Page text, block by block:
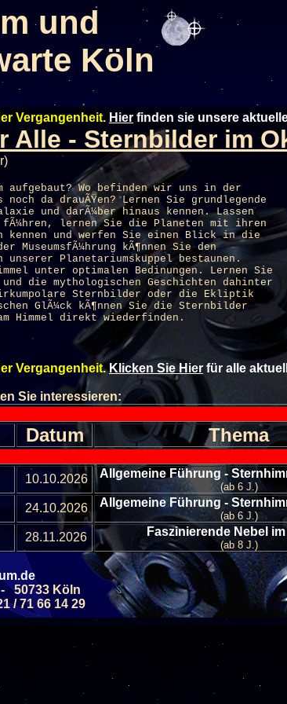
und
Köln
Vergangenheit. Hier finden sie unsere
Alle - Sternbilder im
aufgebaut? Wo befinden wir uns in der
da drauÃŸen? Lernen Sie grundlegende
und darÃ¼ber hinaus kennen. Lassen
fÃ¼hren, lernen Sie die Planeten mit ihren
kennen und werfen Sie einen Blick in die
MuseumsfÃ¼hrung kÃ¶nnen Sie den
unserer Planetariumskuppel bestaunen.
unter optimalen Bedinungen. Lernen Sie
die mythologischen Geschichten dahinter
Sternbilder oder die Ekliptik
GlÃ¼ck kÃ¶nnen Sie die Sternbilder
Himmel direkt wiederfinden.
Vergangenheit. Klicken Sie Hier für alle
Sie interessieren:
Datum Thema
10.10.2026 Allgemeine Führung -
(ab 6 J.)
24.10.2026 Allgemeine Führung -
(ab 6 J.)
28.11.2026 Faszinierende Nebel im
(ab 8 J.)
05.09.2026
Allgemeine Führung -
September
(ab 6 J.)
12.09.2026 Galaxien -
(ab 8 J.)
Alle Veranstaltungs
50733 Köln
/ 71 66 14 29